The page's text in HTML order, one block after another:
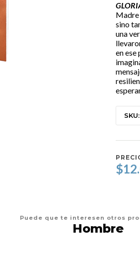
Madre
sino
una
en ese
Puede que te interesen otros
Hombre